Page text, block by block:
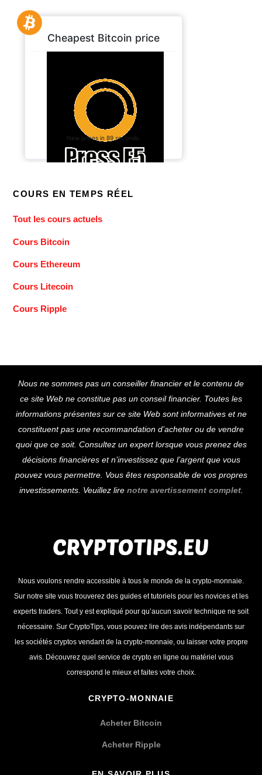
COURS EN TEMPS RÉEL
Tout les cours actuels
Cours Bitcoin
Cours Ethereum
Cours Litecoin
Cours Ripple
To
Top
Nous ne sommes pas un conseiller financier et le contenu de
ce site Web ne constitue pas un conseil financier. Toutes les
informations présentes sur ce site Web sont informatives et ne
constituent pas une recommandation d’acheter ou de vendre
quoi que ce soit. Consultez un expert lorsque vous prenez des
décisions financières et n’investissez que l’argent que vous
pouvez vous permettre. Vous êtes responsable de vos propres
investissements. Veuillez lire notre avertissement complet.
Nous voulons rendre accessible à tous le monde de la crypto-monnaie.
Sur notre site vous trouverez des guides et tutoriels pour les novices et les
experts traders. Tout y est expliqué pour qu’aucun savoir technique ne soit
nécessaire. Sur CryptoTips, vous pouvez lire des avis indépendants sur
les sociétés cryptos vendant de la crypto-monnaie, ou laisser votre propre
avis. Découvrez quel service de crypto en ligne ou matériel vous
correspond le mieux et faites votre choix.
CRYPTO-MONNAIE
Acheter Bitcoin
Acheter Ripple